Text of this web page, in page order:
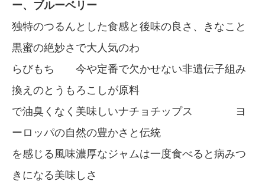
ー、ブルーベリー
独特のつるんとした食感と後味の良さ、きなこと
黒蜜の絶妙さで大人気のわ
らびもち 今や定番で欠かせない非遺伝子組み
換えのとうもろこしが原料
で油臭くなく美味しいナチョチップス ヨ
ーロッパの自然の豊かさと伝統
を感じる風味濃厚なジャムは一度食べると病みつ
きになる美味しさ